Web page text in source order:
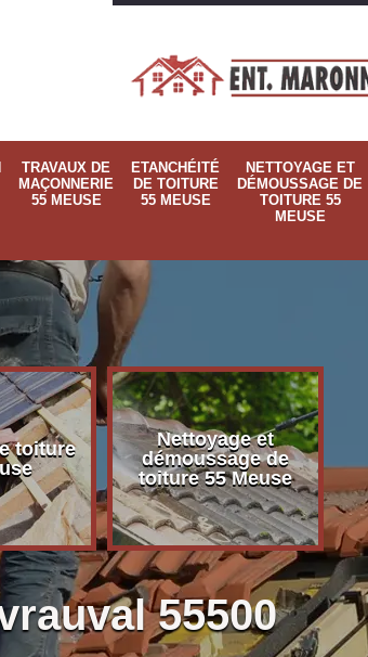
TRAVAUX DE
MAÇONNERIE
55 MEUSE
ETANCHÉITÉ
DE TOITURE
55 MEUSE
NETTOYAGE ET
DÉMOUSSAGE DE
TOITURE 55
MEUSE
toiture
Nettoyage et
démoussage de
toiture 55 Meuse
55500